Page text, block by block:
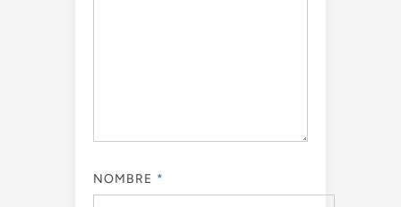
NOMBRE *